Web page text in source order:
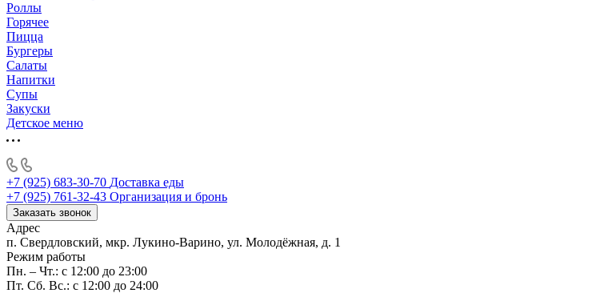
Роллы
Горячее
Пицца
Бургеры
Салаты
Напитки
Супы
Закуски
Детское меню
+7 (925) 683-30-70 Доставка еды
+7 (925) 761-32-43 Организация и бронь
Заказать звонок
Адрес
п. Свердловский, мкр. Лукино-Варино, ул. Молодёжная, д. 1
Режим работы
Пн. – Чт.: с 12:00 до 23:00
Пт. Сб. Вс.: с 12:00 до 24:00